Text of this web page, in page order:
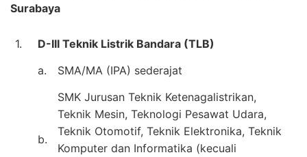
Surabaya
1.
D-III Teknik Listrik Bandara (TLB)
a.
SMA/MA (IPA) sederajat
b.
SMK Jurusan Teknik Ketenagalistrikan,
Teknik Mesin, Teknologi Pesawat Udara,
Teknik Otomotif, Teknik Elektronika, Teknik
Komputer dan Informatika (kecuali